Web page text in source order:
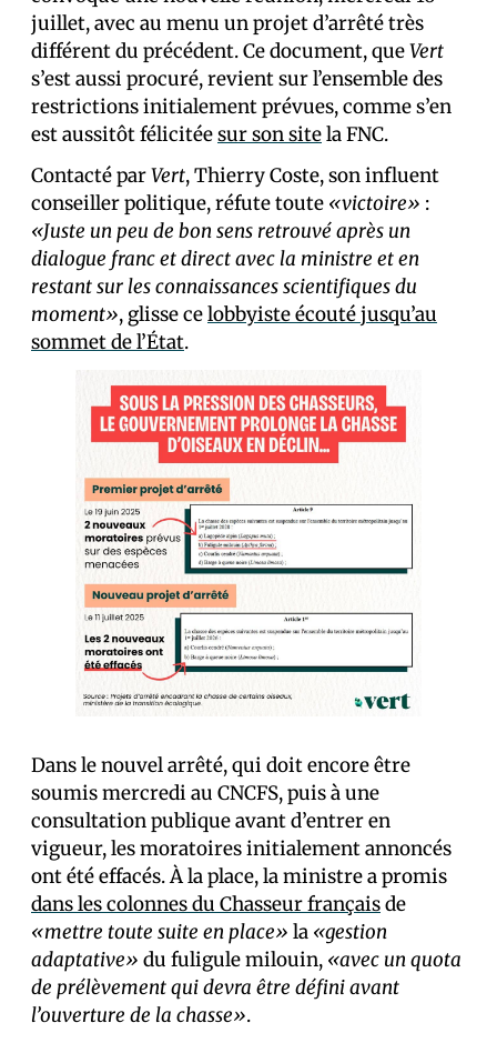
juillet, avec au menu un projet d’arrêté très
différent du précédent. Ce document, queVert
s’est aussi procuré, revient sur l’ensemble des
restrictions initialement prévues, comme s’en
est aussitôt félicitéesur son sitela FNC.
Contacté parVert, Thierry Coste, son influent
conseiller politique, réfute toute «victoire» :
«Juste un peu de bon sens retrouvé après un
dialogue franc et direct avec la ministre et en
restant sur les connaissances scientifiques du
moment», glisse celobbyiste écouté jusqu’au
sommet de l’État.
Dans le nouvel arrêté, qui doit encore être
soumis mercredi au CNCFS, puis à une
consultation publique avant d’entrer en
vigueur, les moratoires initialement annoncés
ont été effacés. À la place, la ministre a promis
dans les colonnes du Chasseur françaisde
«mettre toute suite en place» la «gestion
adaptative» du fuligule milouin, «avec un quota
de prélèvement qui devra être défini avant
l’ouverture de la chasse».